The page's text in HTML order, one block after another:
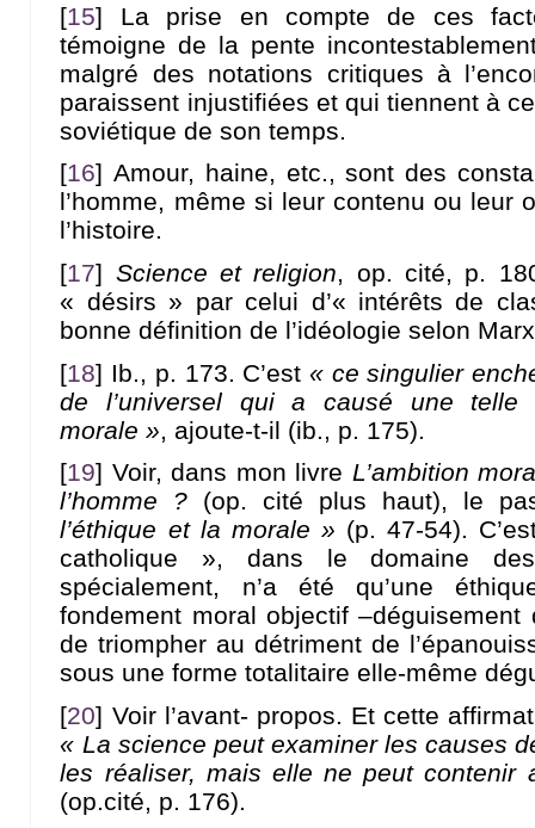
[15] La prise en compte de ces
témoigne de la pente
malgré des notations critiques à
paraissent injustifiées et qui tiennent à
soviétique de son temps.
[16]Amour, haine, etc., sont des
l’homme, même si leur contenu ou leur
l’histoire.
[17] Science et religion, op. cité, p.
« désirs » par celui d’« intérêts de
bonne définition de l’idéologie selon
[18] Ib., p. 173. C’est « ce singulier
de l’universel qui a causé une telle
morale », ajoute-t-il (ib., p. 175).
[19] Voir, dans mon livre L’ambition
l’homme ? (op. cité plus haut), le
l’éthique et la morale » (p. 47-54).
catholique », dans le domaine
spécialement, n’a été qu’une
fondement moral objectif
de triompher au détriment de
sous une forme totalitaire elle-même
[20] Voir l’avant- propos. Et cette
« La science peut examiner les causes
les réaliser, mais elle ne peut contenir
(op.cité, p. 176).